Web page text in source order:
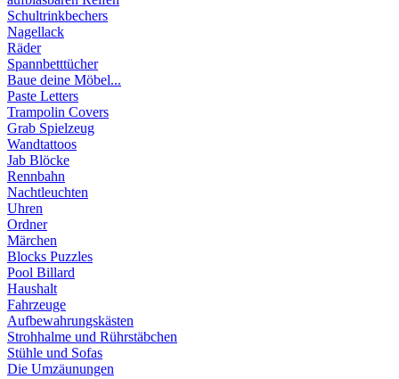
Schultrinkbechers
Nagellack
Räder
Spannbetttücher
Baue deine Möbel...
Paste Letters
Trampolin Covers
Grab Spielzeug
Wandtattoos
Jab Blöcke
Rennbahn
Nachtleuchten
Uhren
Ordner
Märchen
Blocks Puzzles
Pool Billard
Haushalt
Fahrzeuge
Aufbewahrungskästen
Strohhalme und Rührstäbchen
Stühle und Sofas
Die Umzäunungen